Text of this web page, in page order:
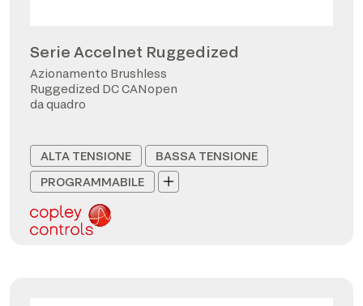
Serie Accelnet Ruggedized
Azionamento Brushless
Ruggedized DC CANopen
da quadro
ALTA TENSIONE
BASSA TENSIONE
PROGRAMMABILE